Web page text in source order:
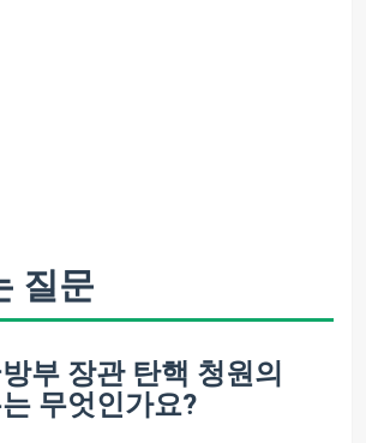
질문
부 장관 탄핵 청원의
무엇인가요?